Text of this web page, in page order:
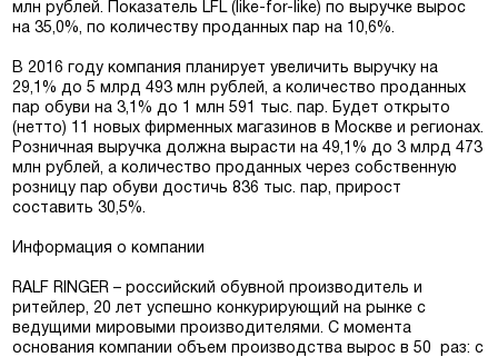
Москва
Да, все верно Изменить город
О компании
Покупателям
млн рублей. Показатель LFL (like-for-like) по выручке вырос
на 35,0%, по количеству проданных пар на 10,6%.
В 2016 году компания планирует увеличить выручку на
29,1% до 5 млрд 493 млн рублей, а количество проданных
пар обуви на 3,1% до 1 млн 591 тыс. пар. Будет открыто
(нетто) 11 новых фирменных магазинов в Москве и регионах.
Розничная выручка должна вырасти на 49,1% до 3 млрд 473
млн рублей, а количество проданных через собственную
розницу пар обуви достичь 836 тыс. пар, прирост
составить 30,5%.
Информация о компании
RALF RINGER – российский обувной производитель и
ритейлер, 20 лет успешно конкурирующий на рынке с
ведущими мировыми производителями. С момента
основания компании объем производства вырос в 50 раз: с